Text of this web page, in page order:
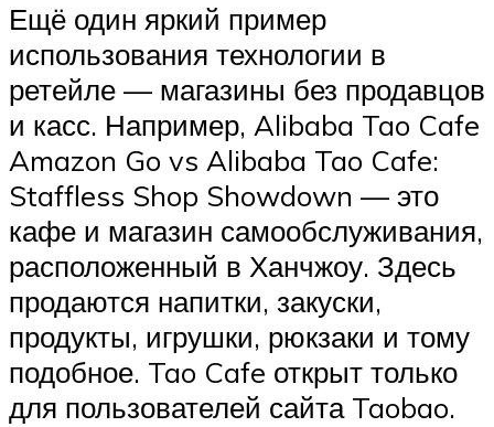
Ещё один яркий пример
использования технологии в
ретейле — магазины без продавцов
и касс. Например, Alibaba Tao Cafe
Amazon Go vs Alibaba Tao Cafe:
Staffless Shop Showdown — это
кафе и магазин самообслуживания,
расположенный в Ханчжоу. Здесь
продаются напитки, закуски,
продукты, игрушки, рюкзаки и тому
подобное. Tao Cafe открыт только
для пользователей сайта Taobao.